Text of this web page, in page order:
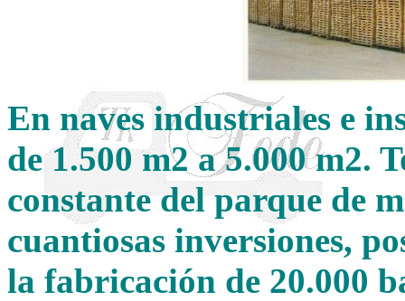
En naves industriales e
de 1.500 m2 a 5.000 m2.
constante del parque de
cuantiosas inversiones,
la fabricación de 20.000